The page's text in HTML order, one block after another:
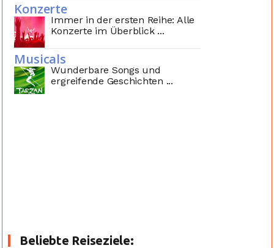
Konzerte
Immer in der ersten Reihe: Alle
Konzerte im Überblick ...
Musicals
Wunderbare Songs und
ergreifende Geschichten ...
Beliebte Reiseziele: